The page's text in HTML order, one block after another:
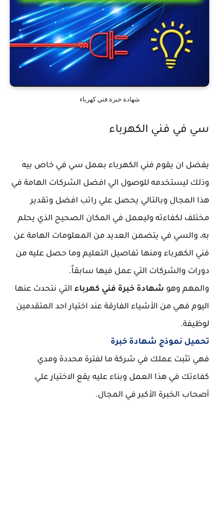
شهادة خبرة فني كهرباء
سي في فني الكهرباء
يفضل ان يقوم فني الكهرباء بعمل سي في خاص بيه
وذلك ليستخدمه للوصول الي افضل الشركات الهامة في
هذا المجال وبالتالي يحصل علي راتب افضل وتقدير
مختلف لكفاءته وليعمل في المكان الصحيح الذي يحلم
به، والسي في يتضمن العديد من المعلومات الهامة عن
فني الكهرباء ومنها تفاصيل التعليم وما حصل عليه من
دورات والشركات التي عمل فيها سابقاً.
والمهم وهو شهادة خبرة فني كهرباء التي نتحدث عنها
اليوم فهي من الأشياء الفارقة عند اختيار احد المتقدمين
لوظيفة.
تحميل نموذج شهادة خبرة
فهي تثبت عملك في شركة ما لفترة محددة ومدي
كفاءتك في هذا العمل وبناء عليه يقع الاختيار علي
أصحاب الخبرة الأكبر في المجال.